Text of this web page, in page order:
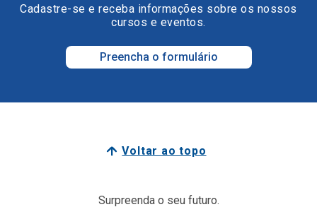
Cadastre-se e receba informações sobre os nossos
cursos e eventos.
Preencha o formulário
Voltar ao topo
Surpreenda o seu futuro.